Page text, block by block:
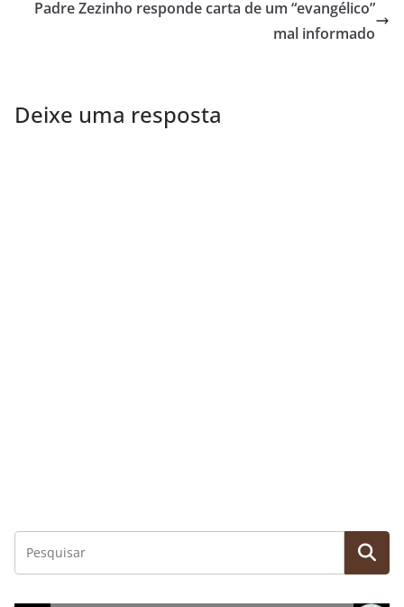
Padre Zezinho responde carta de um “evangélico”
mal informado
Deixe uma resposta